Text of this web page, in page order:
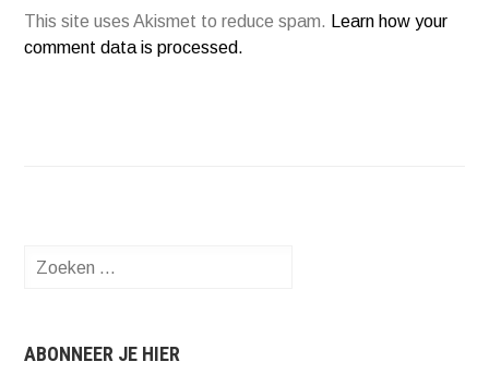
This site uses Akismet to reduce spam. Learn how your
comment data is processed.
Zoeken
ABONNEER JE HIER